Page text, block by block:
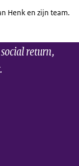
Henk en zijn team.
return,